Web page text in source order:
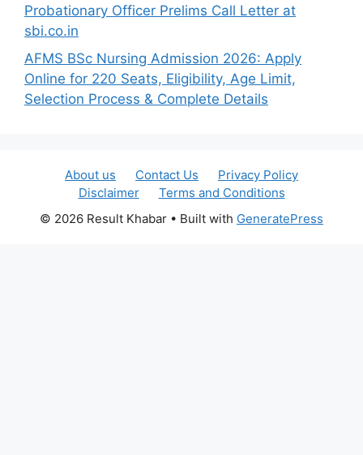
Probationary Officer Prelims Call Letter at
sbi.co.in
AFMS BSc Nursing Admission 2026: Apply
Online for 220 Seats, Eligibility, Age Limit,
Selection Process & Complete Details
About us Contact Us
Privacy Policy
Disclaimer
Terms and Conditions
© 2026 Result Khabar • Built with GeneratePress